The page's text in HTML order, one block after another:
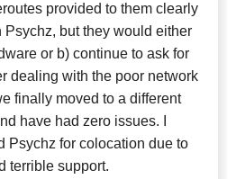
provided to them clearly
but they would either
or b) continue to ask for
dealing with the poor network
finally moved to a different
have had zero issues. I
Psychz for colocation due to
terrible support.